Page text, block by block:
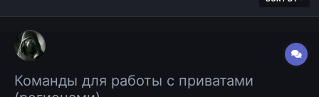
Команды для работы с приватами